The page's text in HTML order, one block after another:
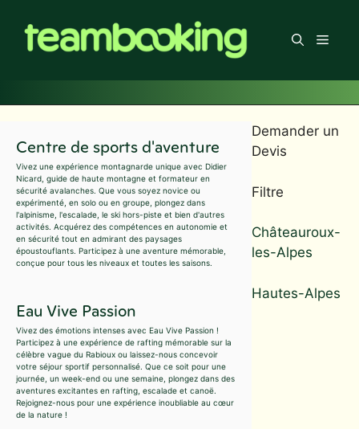
contenu
Menu
Centre de sports d'aventure
Vivez une expérience montagnarde unique avec Didier
Nicard, guide de haute montagne et formateur en
sécurité avalanches. Que vous soyez novice ou
expérimenté, en solo ou en groupe, plongez dans
l'alpinisme, l'escalade, le ski hors-piste et bien d'autres
activités. Acquérez des compétences en autonomie et
en sécurité tout en admirant des paysages
époustouflants. Participez à une aventure mémorable,
conçue pour tous les niveaux et toutes les saisons.
Eau Vive Passion
Vivez des émotions intenses avec Eau Vive Passion !
Participez à une expérience de rafting mémorable sur la
célèbre vague du Rabioux ou laissez-nous concevoir
votre séjour sportif personnalisé. Que ce soit pour une
journée, un week-end ou une semaine, plongez dans des
aventures excitantes en rafting, escalade et canoë.
Rejoignez-nous pour une expérience inoubliable au cœur
de la nature !
Demander un
Devis
Filtre
Châteauroux-
les-Alpes
Hautes-Alpes